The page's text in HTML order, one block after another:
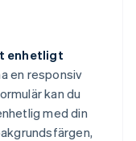
enhetligt
en responsiv
kan du
med din